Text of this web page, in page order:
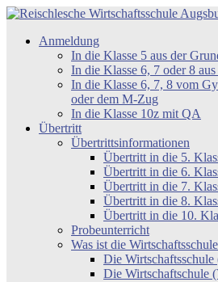
Zum
springen
Reischlesche
Wirtschaftsschule
Anmeldung
In die Klasse 5 aus der
In die Klasse 6, 7 oder 8
In die Klasse 6, 7, 8 vom
oder dem M-Zug
In die Klasse 10z mit QA
Übertritt
Übertrittsinformationen
Übertritt in die 5.
Übertritt in die 6.
Übertritt in die 7.
Übertritt in die 8.
Übertritt in die 10.
Probeunterricht
Was ist die
Die
Die Wirtschaftschule